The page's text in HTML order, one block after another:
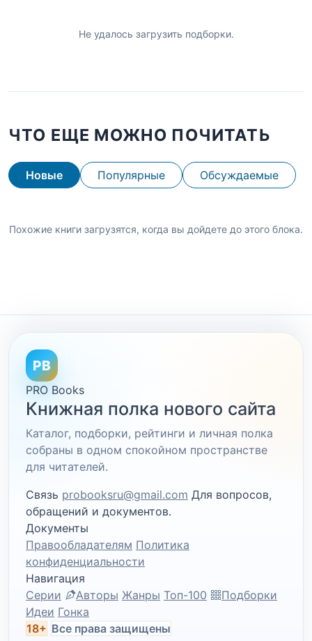
Не удалось загрузить подборки.
ЧТО ЕЩЕ МОЖНО ПОЧИТАТЬ
Новые Популярные Обсуждаемые
Похожие книги загрузятся, когда вы дойдете до этого блока.
PB
PRO Books
Книжная полка нового сайта
Каталог, подборки, рейтинги и личная полка
собраны в одном спокойном пространстве
для читателей.
Связь probooksru@gmail.com Для вопросов,
обращений и документов.
Документы
Правообладателям Политика
конфиденциальности
Навигация
Серии
Авторы Жанры Топ-100
Подборки
Идеи Гонка
18+ Все права защищены